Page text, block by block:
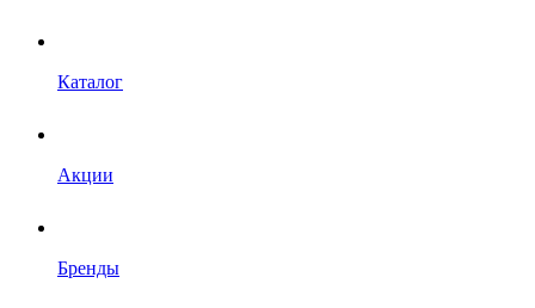
Каталог
Акции
Бренды